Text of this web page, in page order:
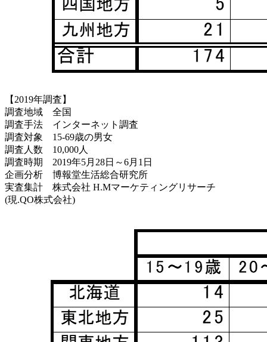
【2019年調査】
調査地域 全国
調査手法 インターネット調査
調査対象 15-69歳の男女
調査人数 10,000人
調査時期 2019年5月28日～6月1日
企画分析 博報堂生活総合研究所
実査集計 株式会社 H.Mマーケティングリサーチ
(現.QO株式会社)